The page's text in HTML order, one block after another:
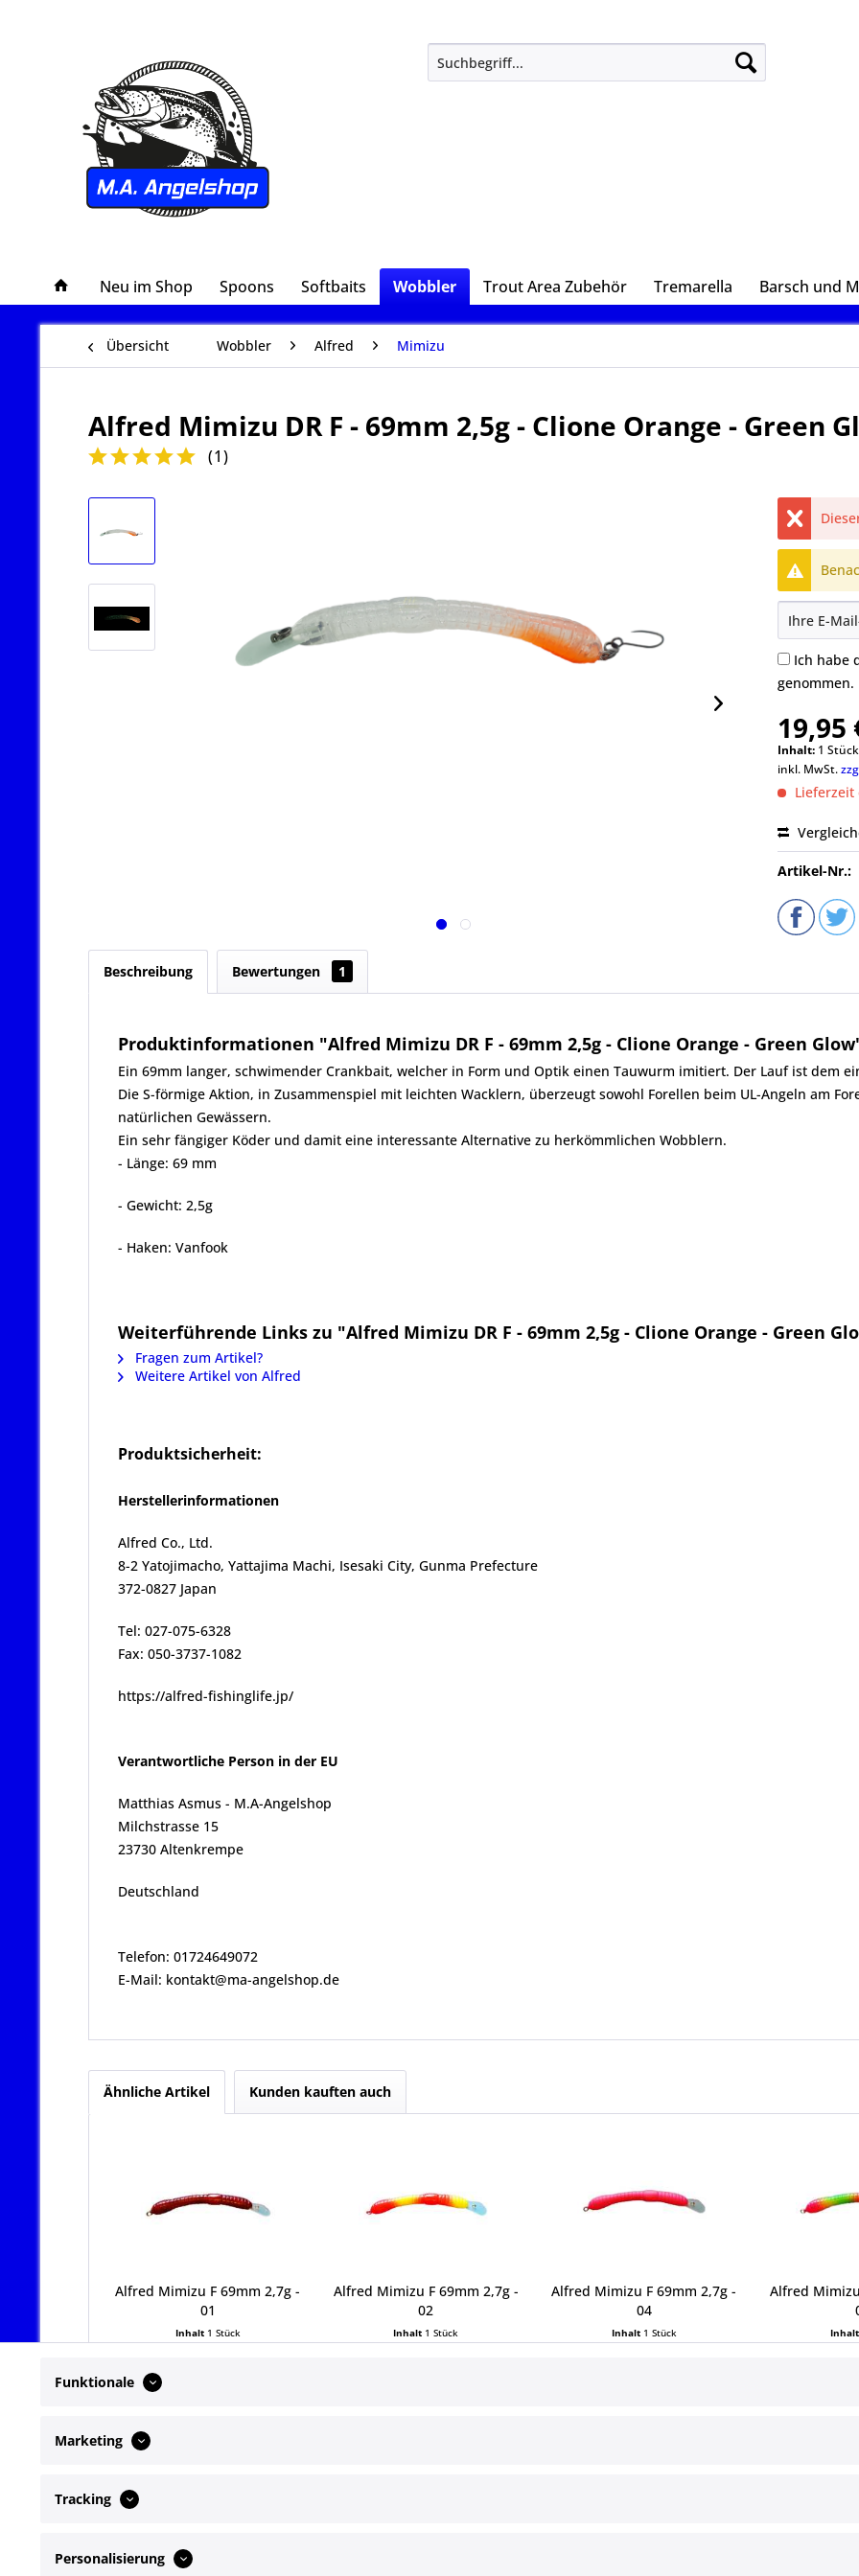
Neu im Shop Spoons Softbaits Wobbler Trout Area Zubehör Tremarella Barsch und
Übersicht Wobbler Alfred Mimizu
Alfred Mimizu DR F - 69mm 2,5g - Clione Orange - Green
(1)
Ich habe
genommen.
19,95
Inhalt: 1 Stück
inkl. MwSt.
Lieferzeit
Artikel-Nr.:
Beschreibung Bewertungen 1
Produktinformationen "Alfred Mimizu DR F - 69mm 2,5g - Clione Orange - Green
Ein 69mm langer, schwimender Crankbait, welcher in Form und Optik einen Tauwurm imitiert. Der Lauf ist dem
Die S-förmige Aktion, in Zusammenspiel mit leichten Wacklern, überzeugt sowohl Forellen beim UL-Angeln am
natürlichen Gewässern.
Ein sehr fängiger Köder und damit eine interessante Alternative zu herkömmlichen Wobblern.
- Länge: 69 mm
- Gewicht: 2,5g
- Haken: Vanfook
Weiterführende Links zu "Alfred Mimizu DR F - 69mm 2,5g - Clione Orange - Green
Fragen zum Artikel?
Weitere Artikel von Alfred
Produktsicherheit:
Herstellerinformationen
Alfred Co., Ltd.
8-2 Yatojimacho, Yattajima Machi, Isesaki City, Gunma Prefecture
372-0827 Japan
Tel: 027-075-6328
Fax: 050-3737-1082
https://alfred-fishinglife.jp/
Verantwortliche Person in der EU
Matthias Asmus - M.A-Angelshop
Milchstrasse 15
23730 Altenkrempe
Deutschland
Telefon: 01724649072
E-Mail: kontakt@ma-angelshop.de
Ähnliche Artikel Kunden kauften auch
Alfred Mimizu F 69mm 2,7g -
01
Inhalt 1 Stück
Alfred Mimizu F 69mm 2,7g -
02
Inhalt 1 Stück
Alfred Mimizu F 69mm 2,7g -
04
Inhalt 1 Stück
Alfred
Telefonische Unterstützung und Beratung
Funktionale
Marketing
Tracking
Personalisierung